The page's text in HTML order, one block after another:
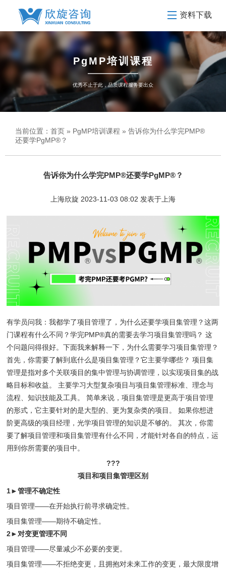
资料下载
PgMP培训课程
优秀不止于此，品质课程服务要出众
当前位置： 首页 » PgMP培训课程 » 告诉你为什么学完PMP®
还要学PgMP®？
告诉你为什么学完PMP®还要学PgMP®？
上海欣旋 2023-11-03 08:02 发表于上海
有学员问我：我都学了项目管理了，为什么还要学项目集管理？这两
门课程有什么不同？学完PMP®真的需要去学习项目集管理吗？ 这
个问题问得很好。下面我来解释一下，为什么需要学习项目集管理？
首先，你需要了解到底什么是项目集管理？它主要学哪些？ 项目集
管理是指对多个关联项目的集中管理与协调管理，以实现项目集的战
略目标和收益。 主要学习大型复杂项目与项目集管理标准、理念与
流程、知识技能及工具。 简单来说，项目集管理是更高于项目管理
的形式，它主要针对的是大型的、更为复杂类的项目。 如果你想进
阶更高级的项目经理，光学项目管理的知识是不够的。 其次，你需
要了解项目管理和项目集管理有什么不同，才能针对各自的特点，运
用到你所需要的项目中。
???
项目和项目集管理区别
1►管理不确定性
项目管理——在开始执行前寻求确定性。
项目集管理——期待不确定性。
2►对变更管理不同
项目管理——尽量减少不必要的变更。
项目集管理——不拒绝变更，且拥抱对未来工作的变更，最大限度增